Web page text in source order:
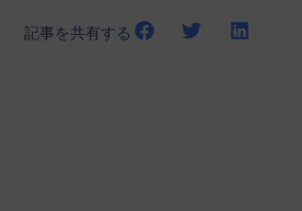
記事を共有する